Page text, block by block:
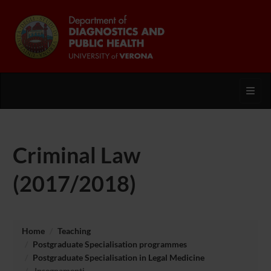
Criminal Law
(2017/2018)
Home
Teaching
Postgraduate Specialisation programmes
Postgraduate Specialisation in Legal Medicine